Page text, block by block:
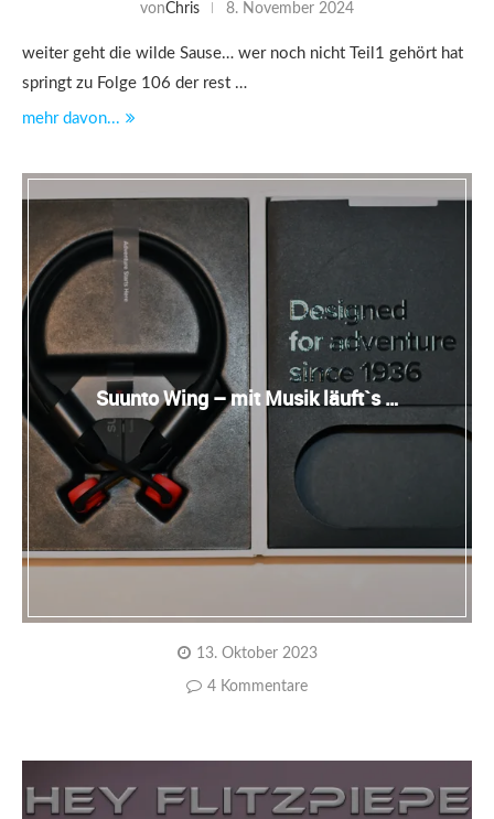
vonChris 8. November 2024
weiter geht die wilde Sause… wer noch nicht Teil1 gehört hat
springt zu Folge 106 der rest …
mehr davon...
Suunto Wing – mit Musik läuft`s …
13. Oktober 2023
4 Kommentare